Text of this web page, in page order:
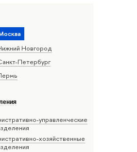
Новгород
Петербург
управленческие
хозяйственные